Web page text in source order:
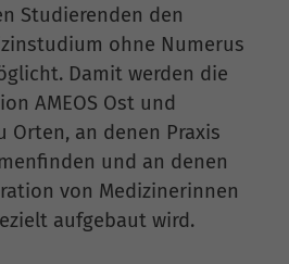
Studierenden den
ohne Numerus
Damit werden die
AMEOS Ost und
Orten, an denen Praxis
und an denen
von Medizinerinnen
aufgebaut wird.